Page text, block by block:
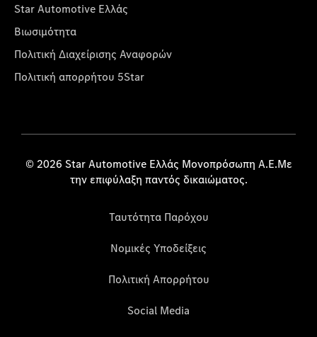
Star Automotive Ελλάς
Βιωσιμότητα
Πολιτική Διαχείρισης Αναφορών
Πολιτική απορρήτου 5Star
© 2026 Star Automotive Ελλάς Μονοπρόσωπη Α.Ε.Με
την επιφύλαξη παντός δικαιώματος.
Ταυτότητα Παρόχου
Νομικές Υποδείξεις
Πολιτική Απορρήτου
Social Media